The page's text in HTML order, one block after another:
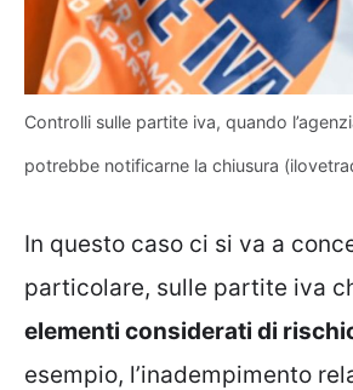
Controlli sulle partite iva, quando
potrebbe notificarne la chiusura
In questo caso ci si va a
particolare, sulle partite iva
elementi considerati di
esempio, l’inadempimento